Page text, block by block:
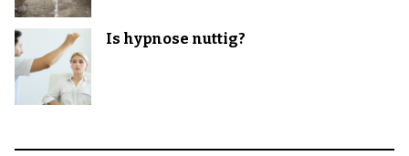
Is hypnose nuttig?